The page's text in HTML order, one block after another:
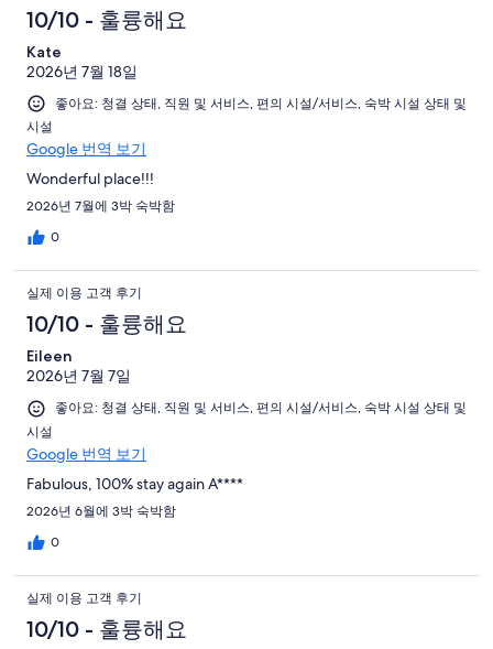
10/10 - 훌륭해요
Kate
2026년 7월 18일
좋아요: 청결 상태, 직원 및 서비스, 편의 시설/서비스, 숙박 시설 상태 및
시설
Google 번역 보기
Wonderful place!!!
2026년 7월에 3박 숙박함
0
실제 이용 고객 후기
10/10 - 훌륭해요
Eileen
2026년 7월 7일
좋아요: 청결 상태, 직원 및 서비스, 편의 시설/서비스, 숙박 시설 상태 및
시설
Google 번역 보기
Fabulous, 100% stay again A****
2026년 6월에 3박 숙박함
0
실제 이용 고객 후기
10/10 - 훌륭해요